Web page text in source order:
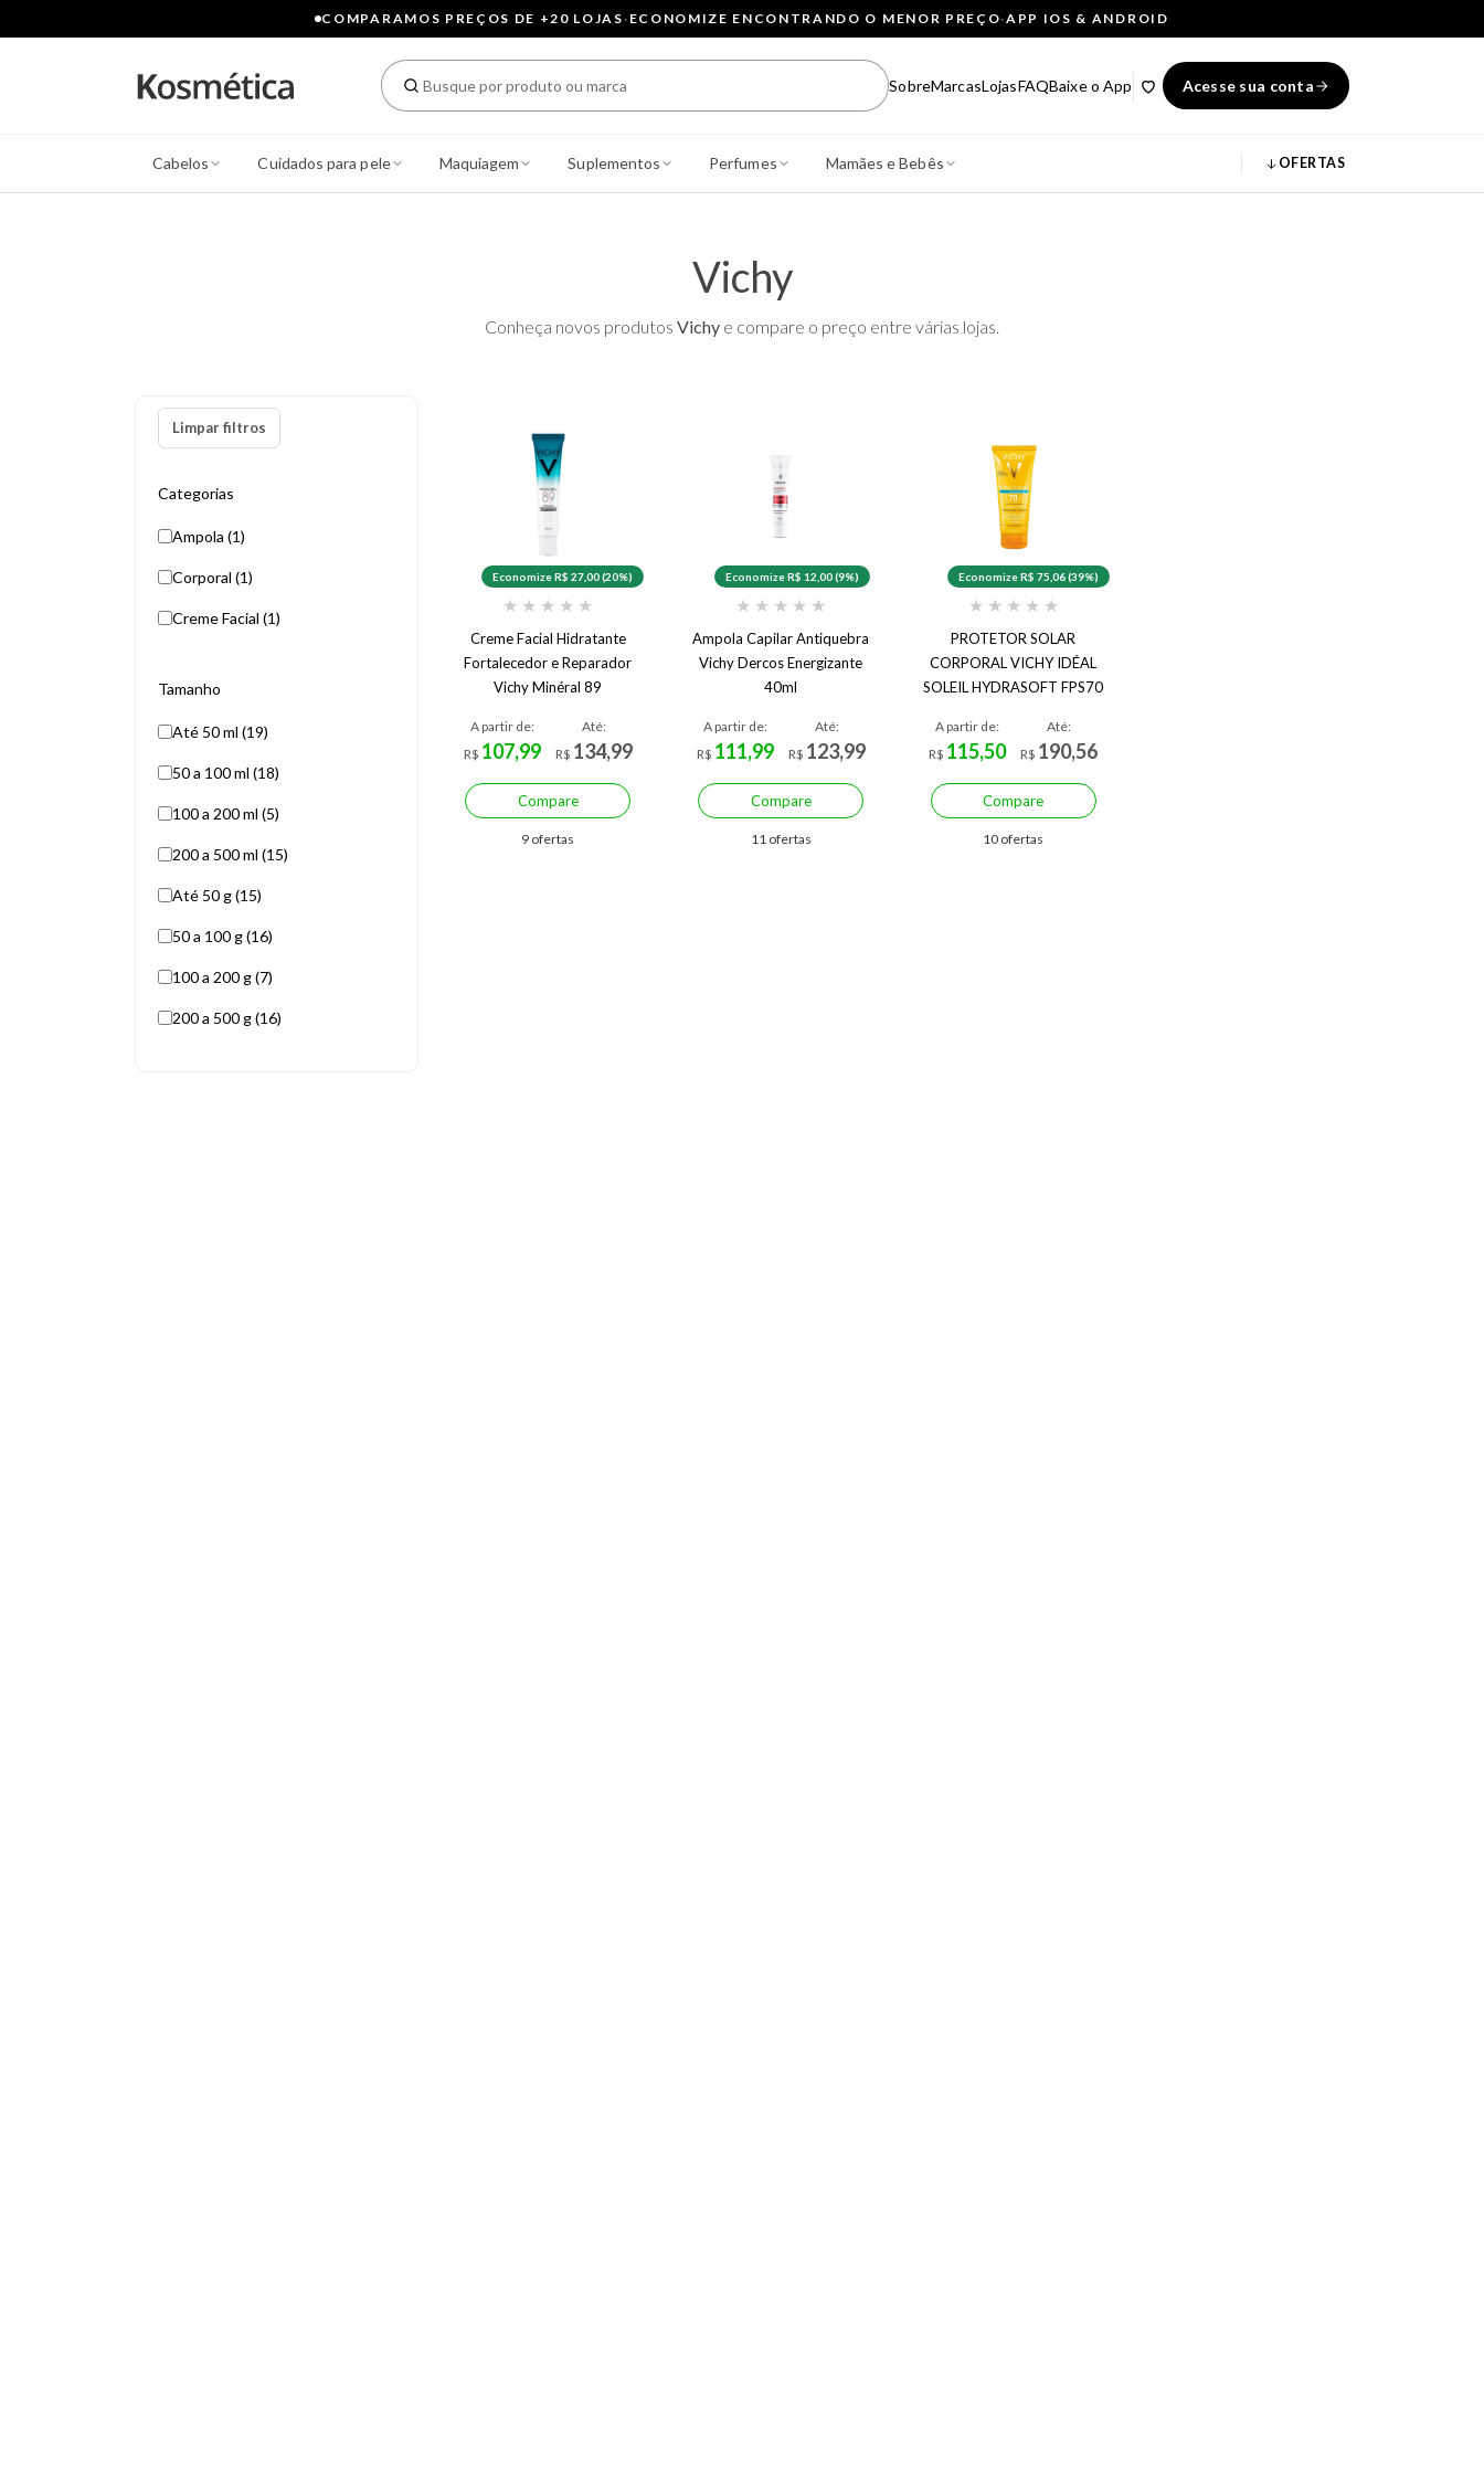
COMPARAMOS PREÇOS DE +20 LOJAS· ECONOMIZE ENCONTRANDO O MENOR PREÇO·APP IOS & ANDROID
SobreMarcasLojasFAQBaixe o App Acesse sua conta
Cabelos Cuidados para pele Maquiagem Suplementos Perfumes Mamães e Bebês OFERTAS
Vichy
Conheça novos produtos Vichy e compare o preço entre várias lojas.
Limpar filtros
Categorias
Ampola (1)
Corporal (1)
Creme Facial (1)
Tamanho
Até 50 ml (19)
50 a 100 ml (18)
100 a 200 ml (5)
200 a 500 ml (15)
Até 50 g (15)
50 a 100 g (16)
100 a 200 g (7)
200 a 500 g (16)
Economize R$ 27,00 (20%)
★ ★ ★ ★ ★
Creme Facial Hidratante
Fortalecedor e Reparador
Vichy Minéral 89
A partir de:
R$ 107,99
Até:
R$ 134,99
Compare
9 ofertas
Economize R$ 12,00 (9%)
★ ★ ★ ★ ★
Ampola Capilar Antiquebra
Vichy Dercos Energizante
40ml
A partir de:
R$ 111,99
Até:
R$ 123,99
Compare
11 ofertas
Economize R$ 75,06 (39%)
★ ★ ★ ★ ★
PROTETOR SOLAR
CORPORAL VICHY IDÉAL
SOLEIL HYDRASOFT FPS70
A partir de:
R$ 115,50
Até:
R$ 190,56
Compare
10 ofertas